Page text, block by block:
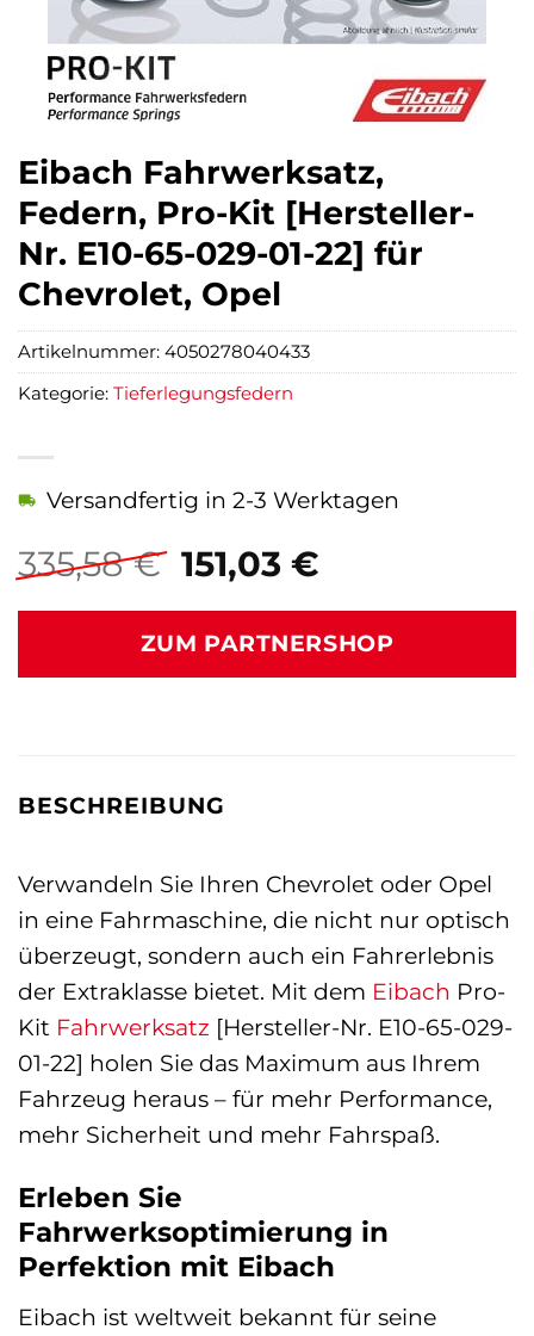
Eibach Fahrwerksatz,
Federn, Pro-Kit [Hersteller-
Nr. E10-65-029-01-22] für
Chevrolet, Opel
335,58€ Ursprünglicher
Preis
war:
335,58 €
151,03 €Aktueller
ist:
151,03 €.
Versandfertig in 2-3 Werktagen
ZUM PARTNERSHOP
Artikelnummer: 4050278040433
Kategorie: Tieferlegungsfedern
BESCHREIBUNG
Verwandeln Sie Ihren Chevrolet oder Opel
in eine Fahrmaschine, die nicht nur optisch
überzeugt, sondern auch ein Fahrerlebnis
der Extraklasse bietet. Mit dem Eibach Pro-
Kit Fahrwerksatz [Hersteller-Nr. E10-65-029-
01-22] holen Sie das Maximum aus Ihrem
Fahrzeug heraus – für mehr Performance,
mehr Sicherheit und mehr Fahrspaß.
Erleben Sie
Fahrwerksoptimierung in
Perfektion mit Eibach
Eibach ist weltweit bekannt für seine